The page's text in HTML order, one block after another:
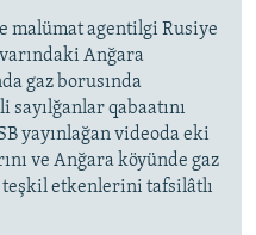
malümat agentilgi Rusiye
Anğara
gaz borusında
qabaatını
yayınlağan videoda eki
ve Anğara köyünde gaz
teşkil etkenlerini tafsilâtlı